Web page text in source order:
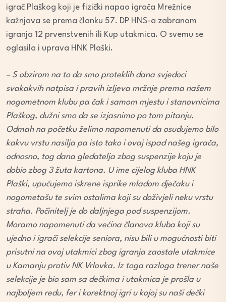
igrač Plaškog koji je fizički napao igrača Mrežnice
kažnjava se prema članku 57. DP HNS-a zabranom
igranja 12 prvenstvenih ili Kup utakmica. O svemu se
oglasila i uprava HNK Plaški.
– S obzirom na to da smo proteklih dana svjedoci
svakakvih natpisa i pravih izljeva mržnje prema našem
nogometnom klubu pa čak i samom mjestu i stanovnicima
Plaškog, dužni smo da se izjasnimo po tom pitanju.
Odmah na početku želimo napomenuti da osuđujemo bilo
kakvu vrstu nasilja pa isto tako i ovaj ispad našeg igrača,
odnosno, tog dana gledatelja zbog suspenzije koju je
dobio zbog 3 žuta kartona. U ime cijelog kluba HNK
Plaški, upućujemo iskrene isprike mladom dječaku i
nogometašu te svim ostalima koji su doživjeli neku vrstu
straha. Počinitelj je do daljnjega pod suspenzijom.
Moramo napomenuti da većina članova kluba koji su
ujedno i igrači selekcije seniora, nisu bili u mogućnosti biti
prisutni na ovoj utakmici zbog igranja zaostale utakmice
u Kamanju protiv NK Vrlovka. Iz toga razloga trener naše
selekcije je bio sam sa dečkima i utakmica je prošla u
najboljem redu, fer i korektnoj igri u kojoj su naši dečki